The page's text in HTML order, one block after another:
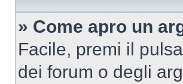
» Come apro un
Facile, premi il
dei forum o degli